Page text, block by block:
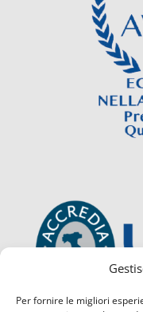
Per fornire le migliori